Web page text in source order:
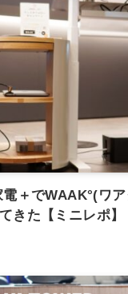
＋でWAAK°(ワ
きた【ミニレポ】